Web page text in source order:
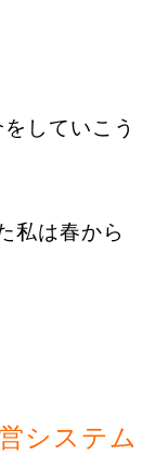
していこう
私は春から
システム